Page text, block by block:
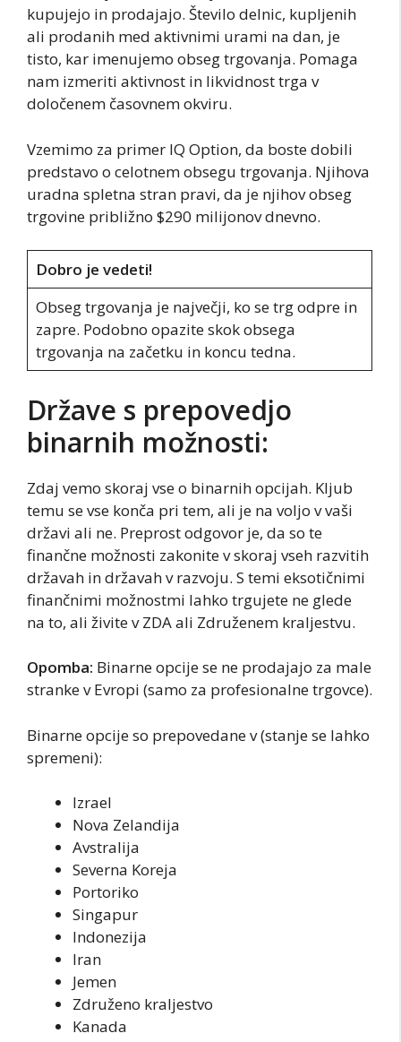
kupujejo in prodajajo. Število delnic, kupljenih
ali prodanih med aktivnimi urami na dan, je
tisto, kar imenujemo obseg trgovanja. Pomaga
nam izmeriti aktivnost in likvidnost trga v
določenem časovnem okviru.
Vzemimo za primer IQ Option, da boste dobili
predstavo o celotnem obsegu trgovanja. Njihova
uradna spletna stran pravi, da je njihov obseg
trgovine približno $290 milijonov dnevno.
Dobro je vedeti!
Obseg trgovanja je največji, ko se trg odpre in
zapre. Podobno opazite skok obsega
trgovanja na začetku in koncu tedna.
Države s prepovedjo
binarnih možnosti:
Zdaj vemo skoraj vse o binarnih opcijah. Kljub
temu se vse konča pri tem, ali je na voljo v vaši
državi ali ne. Preprost odgovor je, da so te
finančne možnosti zakonite v skoraj vseh razvitih
državah in državah v razvoju. S temi eksotičnimi
finančnimi možnostmi lahko trgujete ne glede
na to, ali živite v ZDA ali Združenem kraljestvu.
Opomba: Binarne opcije se ne prodajajo za male
stranke v Evropi (samo za profesionalne trgovce).
Binarne opcije so prepovedane v (stanje se lahko
spremeni):
Izrael
Nova Zelandija
Avstralija
Severna Koreja
Portoriko
Singapur
Indonezija
Iran
Jemen
Združeno kraljestvo
Kanada